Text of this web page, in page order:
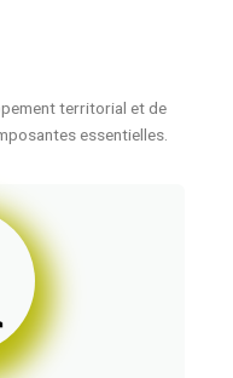
territorial et de
essentielles.